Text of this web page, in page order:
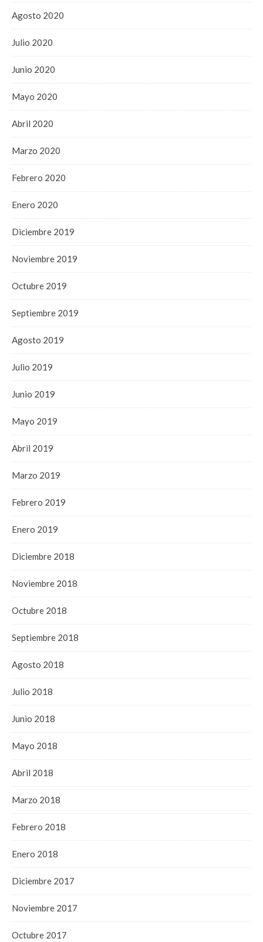
Agosto 2020
Julio 2020
Junio 2020
Mayo 2020
Abril 2020
Marzo 2020
Febrero 2020
Enero 2020
Diciembre 2019
Noviembre 2019
Octubre 2019
Septiembre 2019
Agosto 2019
Julio 2019
Junio 2019
Mayo 2019
Abril 2019
Marzo 2019
Febrero 2019
Enero 2019
Diciembre 2018
Noviembre 2018
Octubre 2018
Septiembre 2018
Agosto 2018
Julio 2018
Junio 2018
Mayo 2018
Abril 2018
Marzo 2018
Febrero 2018
Enero 2018
Diciembre 2017
Noviembre 2017
Octubre 2017